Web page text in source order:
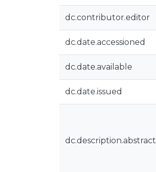
dc.contributor.editor
dc.date.accessioned
dc.date.available
dc.date.issued
dc.description.abstract